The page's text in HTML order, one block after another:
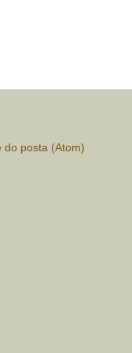
do posta (Atom)